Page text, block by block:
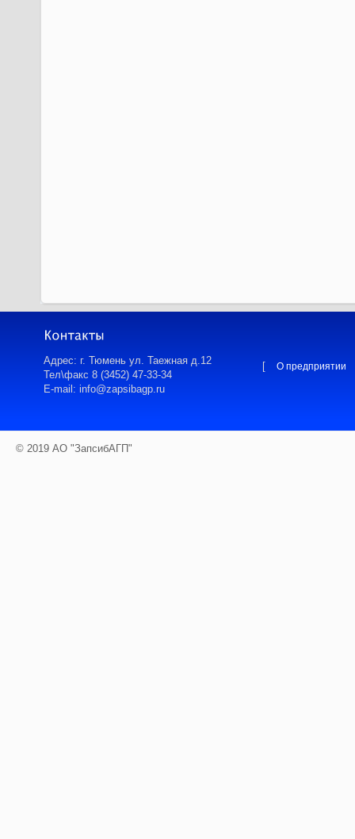
Адрес: г. Тюмень ул. Таежная д.12
Тел\факс 8 (3452) 47-33-34
E-mail: info@zapsibagp.ru
[ О предприятии
© 2019 АО "ЗапсибАГП"